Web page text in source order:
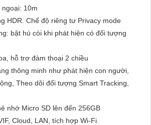
ngoại: 10m
HDR. Chế độ riêng tư Privacy mode
bật hú còi khi phát hiện có đối tượng
hỗ trợ đàm thoại 2 chiều
thông minh như phát hiện con người,
Theo dõi đối tượng Smart Tracking,
nhớ Micro SD lên đến 256GB
Cloud, LAN, tích hợp Wi-Fi.